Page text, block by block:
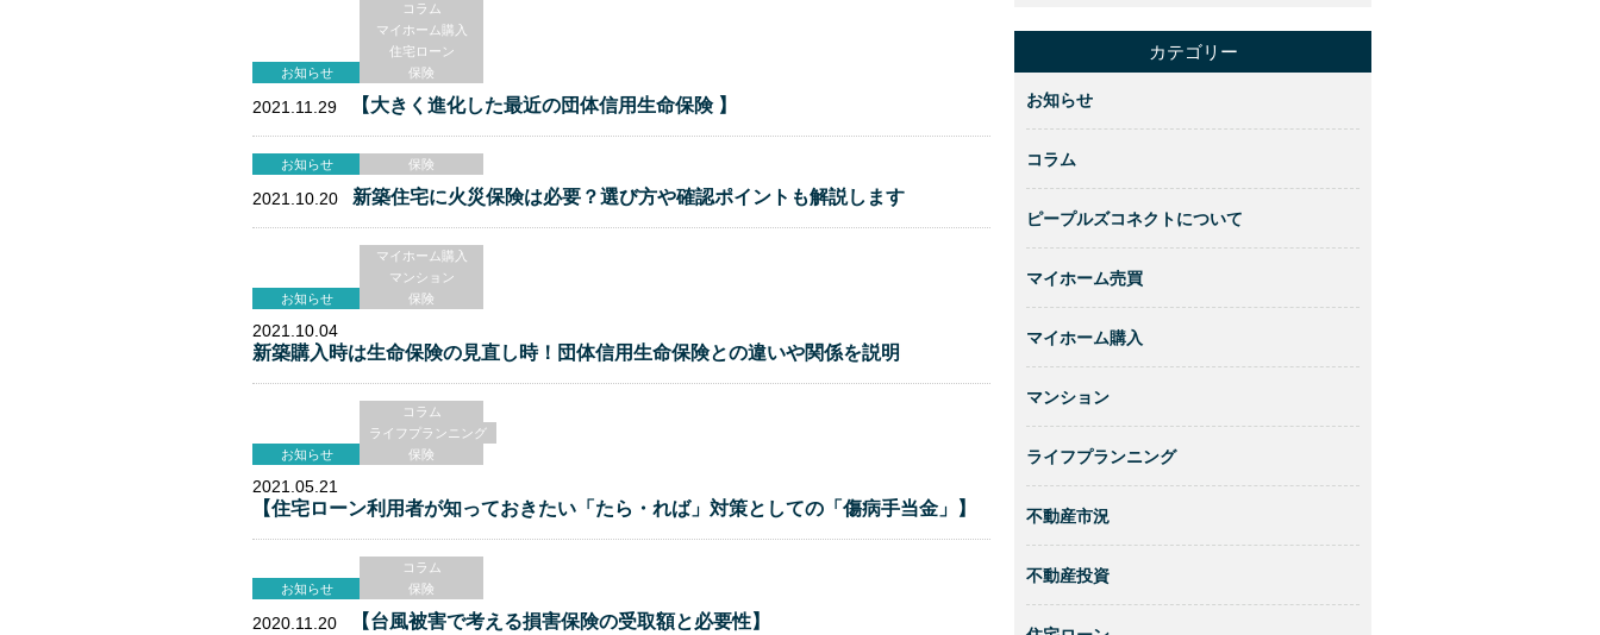
お知らせ
コラム
マイホーム購入
住宅ローン
保険
2021.11.29 【大きく進化した最近の団体信用生命保険 】
お知らせ 保険
2021.10.20 新築住宅に火災保険は必要？選び方や確認ポイントも解説します
お知らせ
マイホーム購入
マンション
保険
2021.10.04
新築購入時は生命保険の見直し時！団体信用生命保険との違いや関係を説明
お知らせ
コラム
ライフプランニング
保険
2021.05.21
【住宅ローン利用者が知っておきたい「たら・れば」対策としての「傷病手当金」】
お知らせ
コラム
保険
2020.11.20 【台風被害で考える損害保険の受取額と必要性】
カテゴリー
お知らせ
コラム
ピープルズコネクトについて
マイホーム売買
マイホーム購入
マンション
ライフプランニング
不動産市況
不動産投資